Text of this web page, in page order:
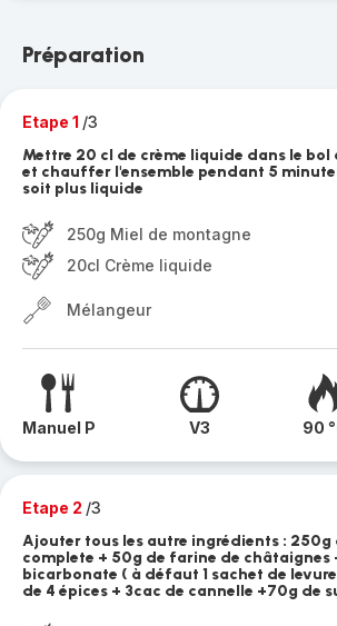
Préparation
Etape 1 /3
Mettre 20 cl de crème liquide dans le bol
et chauffer l'ensemble pendant 5
soit plus liquide
250g Miel de montagne
20cl Crème liquide
Mélangeur
Manuel P V3 90
Etape 2 /3
Ajouter tous les autre ingrédients : 250g
complete + 50g de farine de châtaignes
bicarbonate ( à défaut 1 sachet de
de 4 épices + 3cac de cannelle +70g de